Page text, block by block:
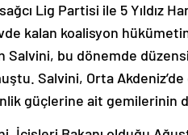
sağcı Lig Partisi ile 5 Yıldız
kalan koalisyon
Salvini, bu dönemde
Salvini, Orta
güçlerine ait gemilerinin